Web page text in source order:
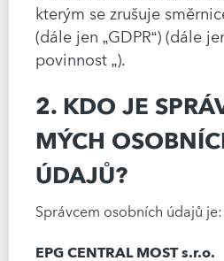
kterým se zrušuje
(dále jen „GDPR“) (dále
povinnost „).
2. KDO JE
MÝCH
ÚDAJŮ?
Správcem osobních údajů je:
EPG CENTRAL MOST s.r.o.